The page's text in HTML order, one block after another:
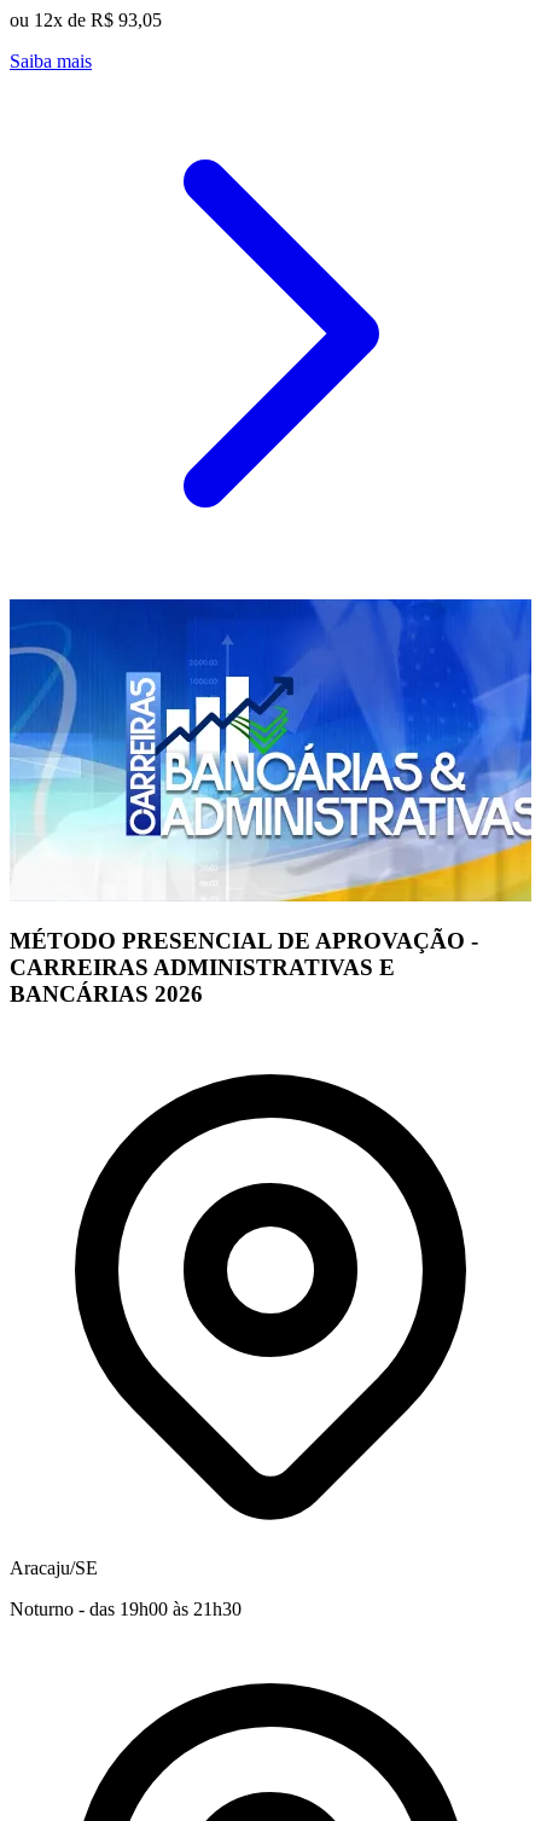
ou 12x de R$ 93,05
Saiba mais
MÉTODO PRESENCIAL DE APROVAÇÃO -
CARREIRAS ADMINISTRATIVAS E
BANCÁRIAS 2026
Aracaju/SE
Noturno - das 19h00 às 21h30